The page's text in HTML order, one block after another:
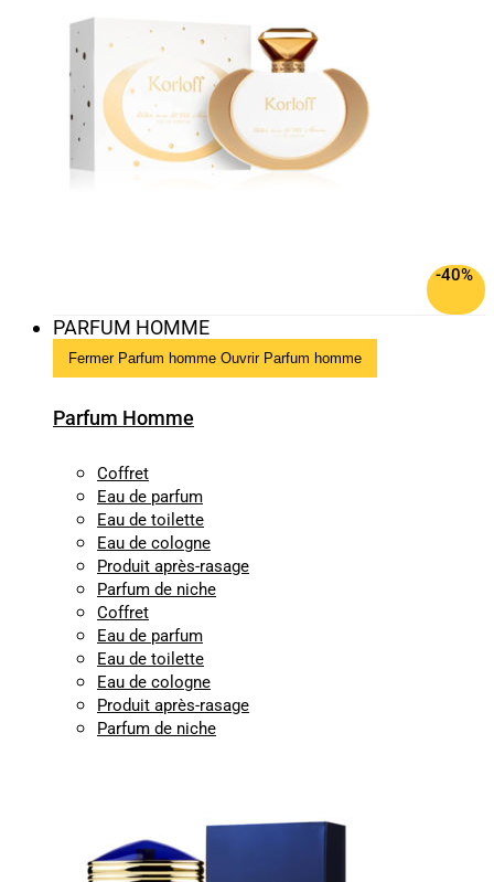
-40%
PARFUM HOMME
Fermer Parfum homme Ouvrir Parfum homme
Parfum Homme
Coffret
Eau de parfum
Eau de toilette
Eau de cologne
Produit après-rasage
Parfum de niche
Coffret
Eau de parfum
Eau de toilette
Eau de cologne
Produit après-rasage
Parfum de niche